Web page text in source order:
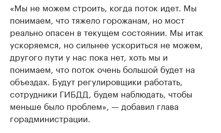
«Мы не можем строить, когда поток идет. Мы
понимаем, что тяжело горожанам, но мост
реально опасен в текущем состоянии. Мы итак
ускоряемся, но сильнее ускориться не можем,
другого пути у нас пока нет, хоть мы и
понимаем, что поток очень большой будет на
объездах. Будут регулировщики работать,
сотрудники ГИБДД, будем наблюдать, чтобы
меньше было проблем», — добавил глава
горадминистрации.